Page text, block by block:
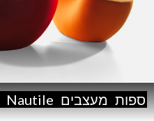
ספות מעצבים Nautile